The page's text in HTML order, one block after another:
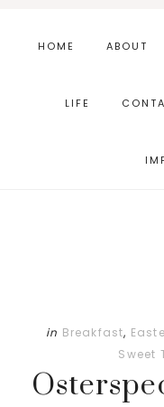
Fußzeile
HOME ABOUT
LIFE
in Breakfast,
Sweet